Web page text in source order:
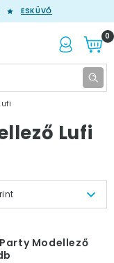
ESKÜVŐ
0
Lufi
Modellező